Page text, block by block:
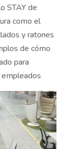
STAY de
como el
y ratones
de cómo
para